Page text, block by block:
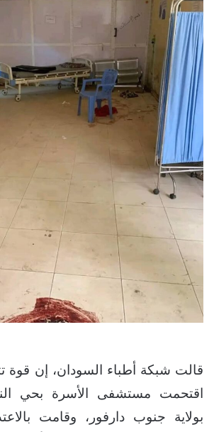
قالت شبكة أطباء السودان، إن قوة
اقتحمت مستشفى الأسرة بحي
بولاية جنوب دارفور، وقامت